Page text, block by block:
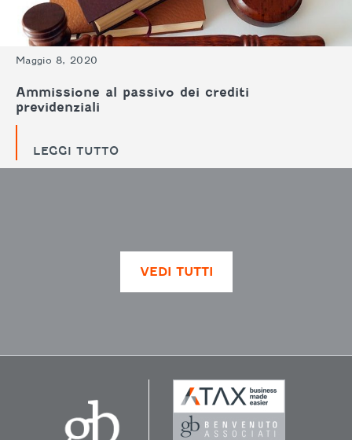
Maggio 8, 2020
Ammissione al passivo dei crediti
previdenziali
LEGGI TUTTO
VEDI TUTTI